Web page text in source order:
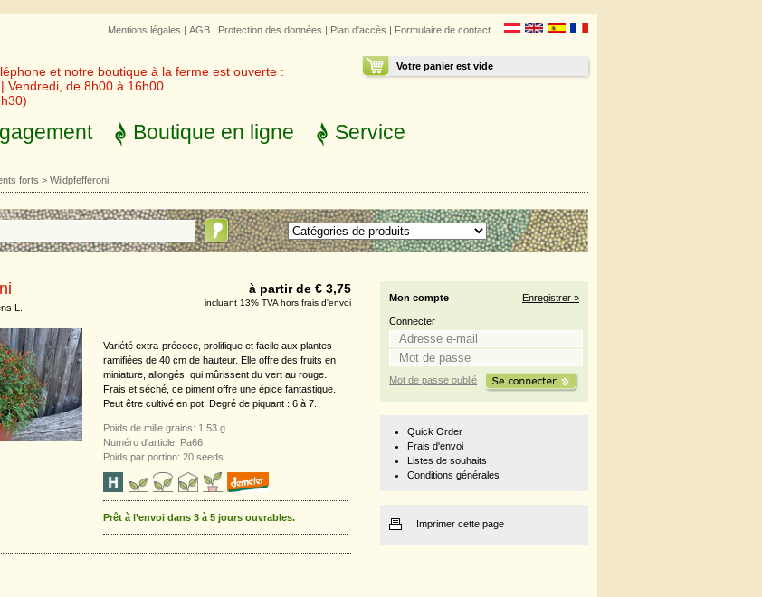
Mentions légales | AGB | Protection des données | Plan d'accès | Formulaire de contact
Votre panier est vide
et notre boutique à la ferme est ouverte :
Vendredi, de 8h00 à 16h00
Boutique en ligne Service
forts > Wildpfefferoni
L.
à partir de € 3,75
incluant 13% TVA hors frais d'envoi
Variété extra-précoce, prolifique et facile aux plantes
ramifiées de 40 cm de hauteur. Elle offre des fruits en
miniature, allongés, qui mûrissent du vert au rouge.
Frais et séché, ce piment offre une épice fantastique.
Peut être cultivé en pot. Degré de piquant : 6 à 7.
Poids de mille grains: 1.53 g
Numéro d'article: Pa66
Poids par portion: 20 seeds
Prêt à l’envoi dans 3 à 5 jours ouvrables.
Mon compte Enregistrer »
Connecter
Mot de passe oublié
Quick Order
Frais d'envoi
Listes de souhaits
Conditions générales
Imprimer cette page